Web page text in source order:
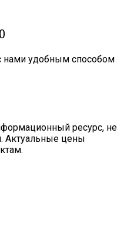
нами удобным способом
ресурс, не
Актуальные цены